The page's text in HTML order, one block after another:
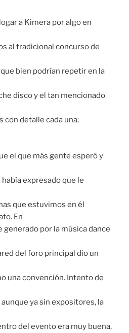
a Kimera por algo en
al tradicional concurso de
bien podrían repetir en la
disco y el tan mencionado
con detalle cada una:
el que más gente esperó y
expresado que le
que estuvimos en él
En
generado por la música dance
del foro principal dio un
una convención. Intento de
aunque ya sin expositores, la
del evento era muy buena,